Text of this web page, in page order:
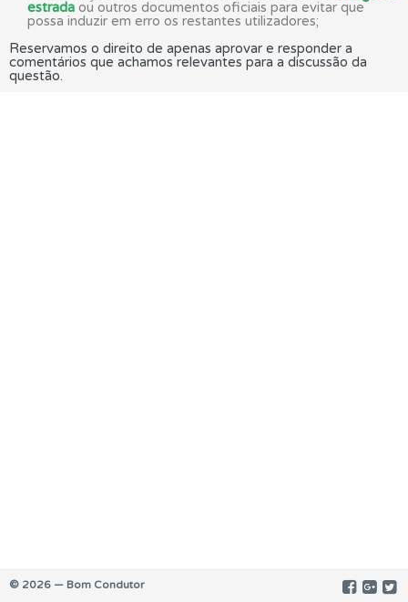
estrada ou outros documentos oficiais para evitar que
possa induzir em erro os restantes utilizadores;
Reservamos o direito de apenas aprovar e responder a
comentários que achamos relevantes para a discussão da
questão.
© 2026 — Bom Condutor